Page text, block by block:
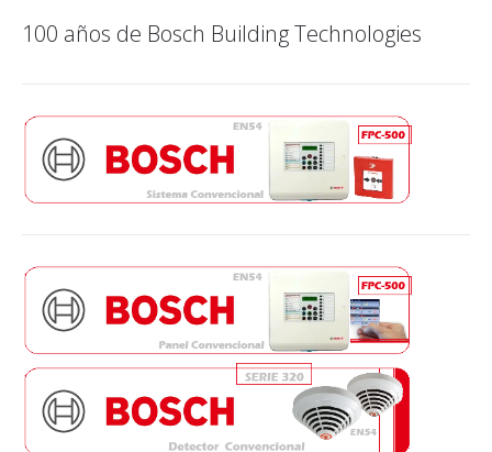
100 años de Bosch Building Technologies